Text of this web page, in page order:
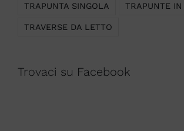
TRAPUNTA SINGOLA TRAPUNTE
TRAVERSE DA LETTO
Trovaci su Facebook